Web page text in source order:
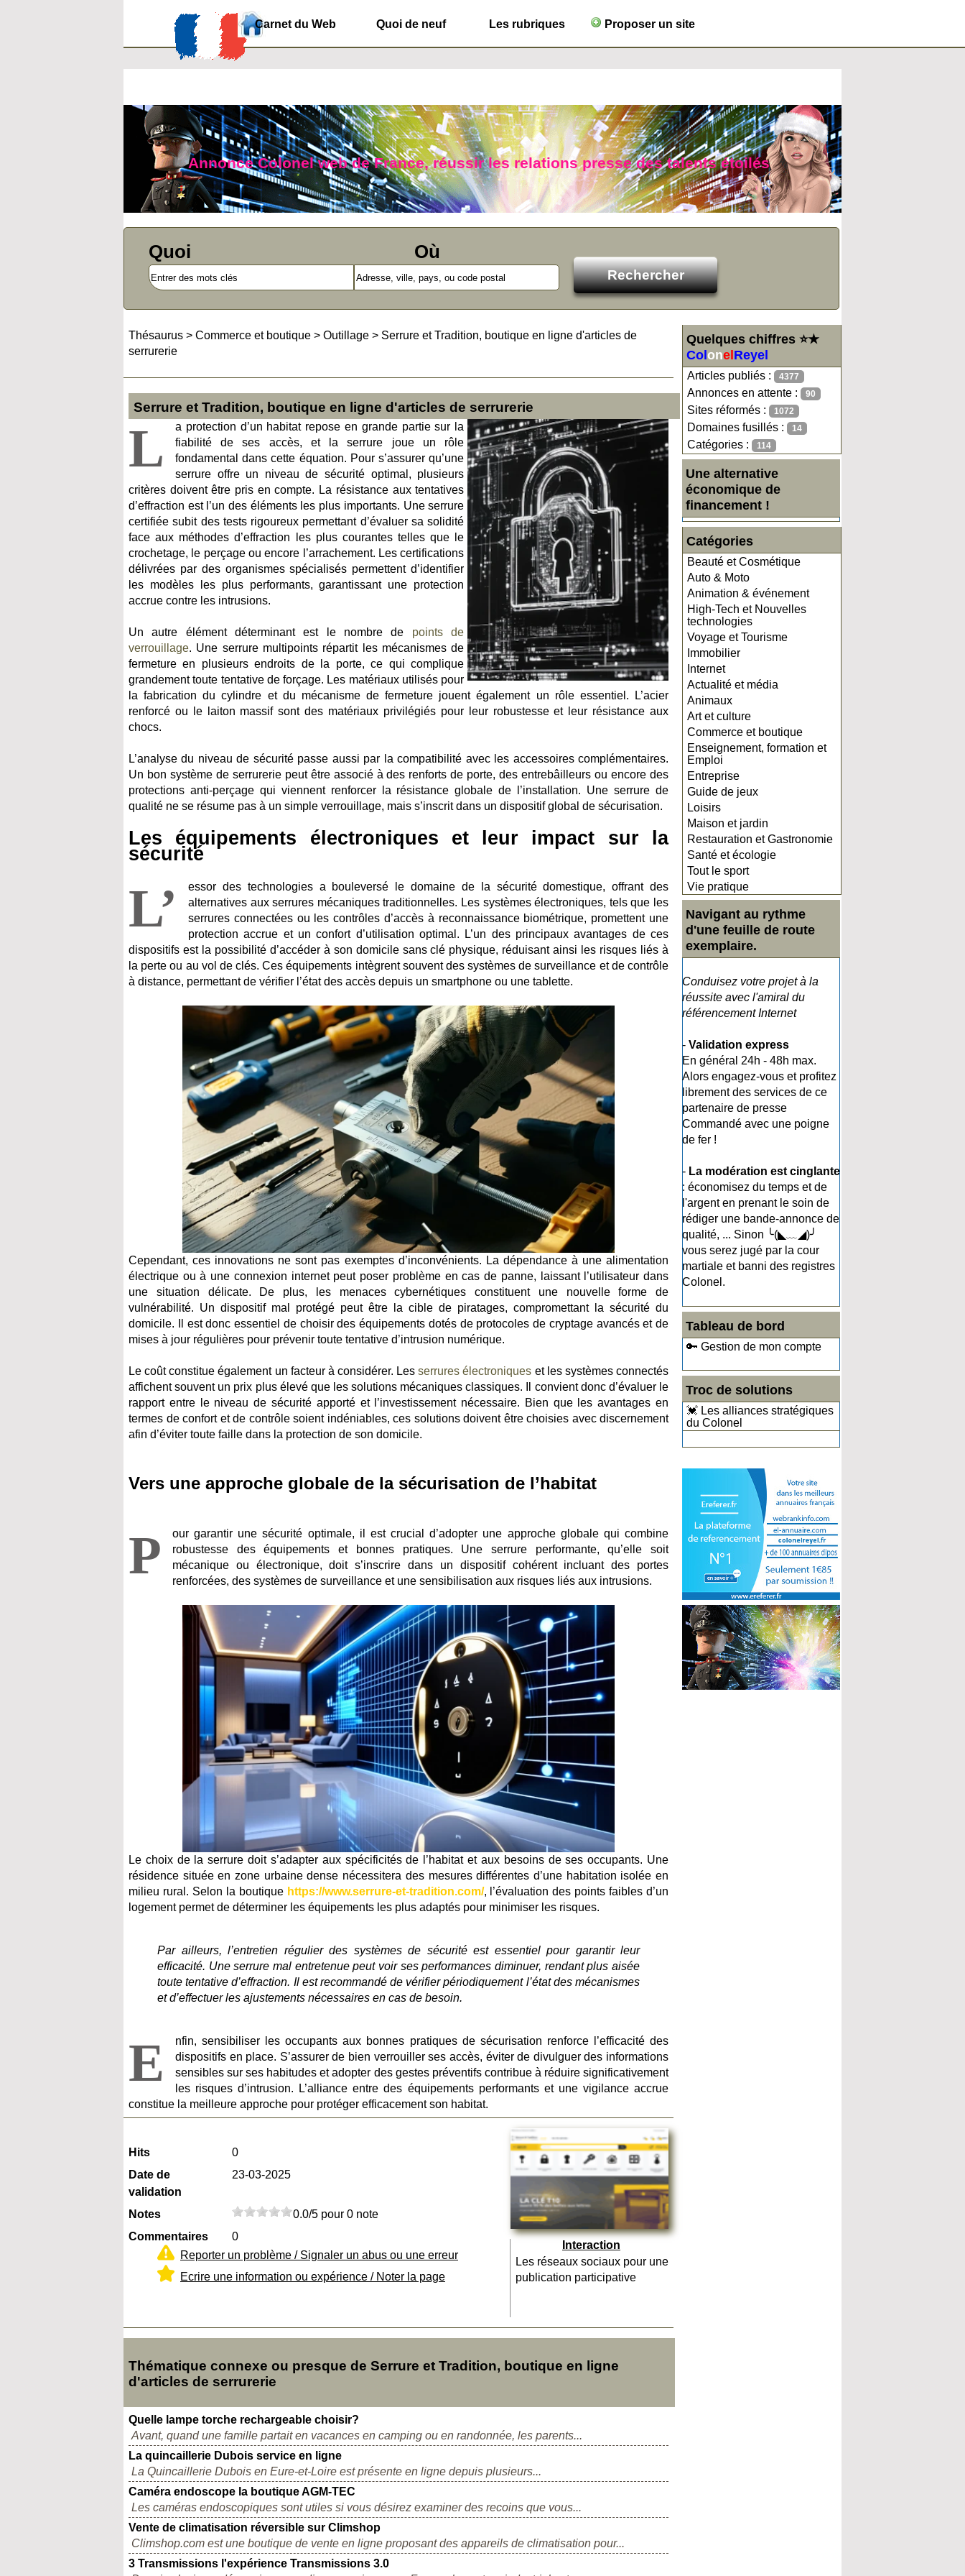
Carnet du Web Quoi de neuf Les rubriques Proposer un site
Annonce Colonel web de France, réussir les relations presse des talents étoilés
Quoi Où
Quelques chiffres ⭐★
Col onel Reyel
Articles publiés : 4377
Annonces en attente : 90
Sites réformés : 1072
Domaines fusillés : 14
Catégories : 114
Une alternative
économique de
financement !
Catégories
Beauté et Cosmétique
Auto & Moto
Animation & événement
High-Tech et Nouvelles
technologies
Voyage et Tourisme
Immobilier
Internet
Actualité et média
Animaux
Art et culture
Commerce et boutique
Enseignement, formation et
Emploi
Entreprise
Guide de jeux
Loisirs
Maison et jardin
Restauration et Gastronomie
Santé et écologie
Tout le sport
Vie pratique
Navigant au rythme
d'une feuille de route
exemplaire.
Conduisez votre projet à la
réussite avec l'amiral du
référencement Internet
- Validation express
En général 24h - 48h max.
Alors engagez-vous et profitez
librement des services de ce
partenaire de presse
Commandé avec une poigne
de fer !
- La modération est cinglante
: économisez du temps et de
l'argent en prenant le soin de
rédiger une bande-annonce de
qualité, ... Sinon ╰(◣﹏◢)╯
vous serez jugé par la cour
martiale et banni des registres
Colonel.
Tableau de bord
🔑 Gestion de mon compte
Troc de solutions
💓 Les alliances stratégiques
du Colonel
Thésaurus > Commerce et boutique > Outillage > Serrure et Tradition, boutique en ligne d'articles de
serrurerie
Serrure et Tradition, boutique en ligne d'articles de serrurerie
L
a protection d’un habitat repose en grande partie sur la
fiabilité de ses accès, et la serrure joue un rôle
fondamental dans cette équation. Pour s’assurer qu’une
serrure offre un niveau de sécurité optimal, plusieurs
critères doivent être pris en compte. La résistance aux tentatives
d’effraction est l’un des éléments les plus importants. Une serrure
certifiée subit des tests rigoureux permettant d’évaluer sa solidité
face aux méthodes d’effraction les plus courantes telles que le
crochetage, le perçage ou encore l’arrachement. Les certifications
délivrées par des organismes spécialisés permettent d’identifier
les modèles les plus performants, garantissant une protection
accrue contre les intrusions.
Un autre élément déterminant est le nombre de points de
verrouillage. Une serrure multipoints répartit les mécanismes de
fermeture en plusieurs endroits de la porte, ce qui complique
grandement toute tentative de forçage. Les matériaux utilisés pour
la fabrication du cylindre et du mécanisme de fermeture jouent également un rôle essentiel. L’acier
renforcé ou le laiton massif sont des matériaux privilégiés pour leur robustesse et leur résistance aux
chocs.
L’analyse du niveau de sécurité passe aussi par la compatibilité avec les accessoires complémentaires.
Un bon système de serrurerie peut être associé à des renforts de porte, des entrebâilleurs ou encore des
protections anti-perçage qui viennent renforcer la résistance globale de l’installation. Une serrure de
qualité ne se résume pas à un simple verrouillage, mais s’inscrit dans un dispositif global de sécurisation.
Les équipements électroniques et leur impact sur la
sécurité
L’
essor des technologies a bouleversé le domaine de la sécurité domestique, offrant des
alternatives aux serrures mécaniques traditionnelles. Les systèmes électroniques, tels que les
serrures connectées ou les contrôles d’accès à reconnaissance biométrique, promettent une
protection accrue et un confort d’utilisation optimal. L’un des principaux avantages de ces
dispositifs est la possibilité d’accéder à son domicile sans clé physique, réduisant ainsi les risques liés à
la perte ou au vol de clés. Ces équipements intègrent souvent des systèmes de surveillance et de contrôle
à distance, permettant de vérifier l’état des accès depuis un smartphone ou une tablette.
Cependant, ces innovations ne sont pas exemptes d’inconvénients. La dépendance à une alimentation
électrique ou à une connexion internet peut poser problème en cas de panne, laissant l’utilisateur dans
une situation délicate. De plus, les menaces cybernétiques constituent une nouvelle forme de
vulnérabilité. Un dispositif mal protégé peut être la cible de piratages, compromettant la sécurité du
domicile. Il est donc essentiel de choisir des équipements dotés de protocoles de cryptage avancés et de
mises à jour régulières pour prévenir toute tentative d’intrusion numérique.
Le coût constitue également un facteur à considérer. Lesserrures électroniques et les systèmes connectés
affichent souvent un prix plus élevé que les solutions mécaniques classiques. Il convient donc d’évaluer le
rapport entre le niveau de sécurité apporté et l’investissement nécessaire. Bien que les avantages en
termes de confort et de contrôle soient indéniables, ces solutions doivent être choisies avec discernement
afin d’éviter toute faille dans la protection de son domicile.
Vers une approche globale de la sécurisation de l’habitat
P
our garantir une sécurité optimale, il est crucial d’adopter une approche globale qui combine
robustesse des équipements et bonnes pratiques. Une serrure performante, qu’elle soit
mécanique ou électronique, doit s’inscrire dans un dispositif cohérent incluant des portes
renforcées, des systèmes de surveillance et une sensibilisation aux risques liés aux intrusions.
Le choix de la serrure doit s’adapter aux spécificités de l’habitat et aux besoins de ses occupants. Une
résidence située en zone urbaine dense nécessitera des mesures différentes d’une habitation isolée en
milieu rural. Selon la boutique https://www.serrure-et-tradition.com/, l’évaluation des points faibles d’un
logement permet de déterminer les équipements les plus adaptés pour minimiser les risques.
Par ailleurs, l’entretien régulier des systèmes de sécurité est essentiel pour garantir leur
efficacité. Une serrure mal entretenue peut voir ses performances diminuer, rendant plus aisée
toute tentative d’effraction. Il est recommandé de vérifier périodiquement l’état des mécanismes
et d’effectuer les ajustements nécessaires en cas de besoin.
E
nfin, sensibiliser les occupants aux bonnes pratiques de sécurisation renforce l’efficacité des
dispositifs en place. S’assurer de bien verrouiller ses accès, éviter de divulguer des informations
sensibles sur ses habitudes et adopter des gestes préventifs contribue à réduire significativement
les risques d’intrusion. L’alliance entre des équipements performants et une vigilance accrue
constitue la meilleure approche pour protéger efficacement son habitat.
Hits
0
Date de
validation
23-03-2025
Notes
0.0/5 pour 0 note
Commentaires
0
Reporter un problème / Signaler un abus ou une erreur
Ecrire une information ou expérience / Noter la page
Interaction
Les réseaux sociaux pour une
publication participative
Thématique connexe ou presque de Serrure et Tradition, boutique en ligne
d'articles de serrurerie
Quelle lampe torche rechargeable choisir?
Avant, quand une famille partait en vacances en camping ou en randonnée, les parents...
La quincaillerie Dubois service en ligne
La Quincaillerie Dubois en Eure-et-Loire est présente en ligne depuis plusieurs...
Caméra endoscope la boutique AGM-TEC
Les caméras endoscopiques sont utiles si vous désirez examiner des recoins que vous...
Vente de climatisation réversible sur Climshop
Climshop.com est une boutique de vente en ligne proposant des appareils de climatisation pour...
3 Transmissions l'expérience Transmissions 3.0